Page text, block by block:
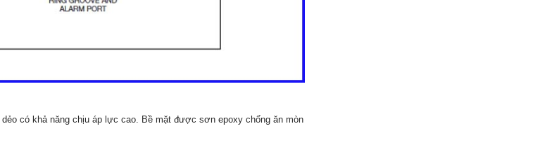
có khả năng chịu áp lực cao. Bề mặt được sơn epoxy chống ăn mòn